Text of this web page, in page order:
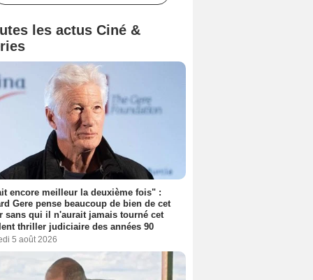
les actus Ciné &
encore meilleur la deuxième fois" :
Gere pense beaucoup de bien de cet
sans qui il n'aurait jamais tourné cet
thriller judiciaire des années 90
5 août 2026